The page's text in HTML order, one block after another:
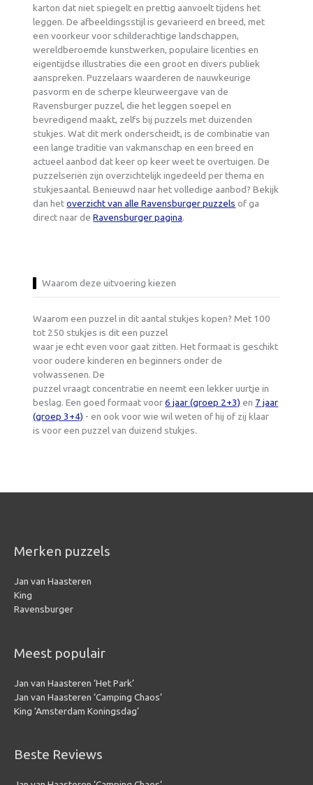
karton dat niet spiegelt en prettig aanvoelt tijdens het
leggen. De afbeeldingsstijl is gevarieerd en breed, met
een voorkeur voor schilderachtige landschappen,
wereldberoemde kunstwerken, populaire licenties en
eigentijdse illustraties die een groot en divers publiek
aanspreken. Puzzelaars waarderen de nauwkeurige
pasvorm en de scherpe kleurweergave van de
Ravensburger puzzel, die het leggen soepel en
bevredigend maakt, zelfs bij puzzels met duizenden
stukjes. Wat dit merk onderscheidt, is de combinatie van
een lange traditie van vakmanschap en een breed en
actueel aanbod dat keer op keer weet te overtuigen. De
puzzelseriën zijn overzichtelijk ingedeeld per thema en
stukjesaantal. Benieuwd naar het volledige aanbod? Bekijk
dan hetoverzicht van alle Ravensburger puzzels of ga
direct naar deRavensburger pagina.
Waarom deze uitvoering kiezen
Waarom een puzzel in dit aantal stukjes kopen? Met 100
tot 250 stukjes is dit een puzzel
waar je echt even voor gaat zitten. Het formaat is geschikt
voor oudere kinderen en beginners onder de
volwassenen. De
puzzel vraagt concentratie en neemt een lekker uurtje in
beslag. Een goed formaat voor6 jaar (groep 2+3) en 7 jaar
(groep 3+4) - en ook voor wie wil weten of hij of zij klaar
is voor een puzzel van duizend stukjes.
Merken puzzels
Jan van Haasteren
King
Ravensburger
Meest populair
Jan van Haasteren ‘Het Park’
Jan van Haasteren ‘Camping Chaos’
King ‘Amsterdam Koningsdag’
Beste Reviews